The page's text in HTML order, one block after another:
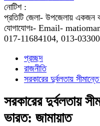
নোটিশ :
প্রতিটি জেলা- উপজেলায় একজন
যোগাযোগঃ- Email-
017-11684104, 013-
প্রচ্ছদ
রাজনীতি
সরকারের দুর্বলতায়
সরকারের দুর্বলতায়
ভারত: জামায়াত